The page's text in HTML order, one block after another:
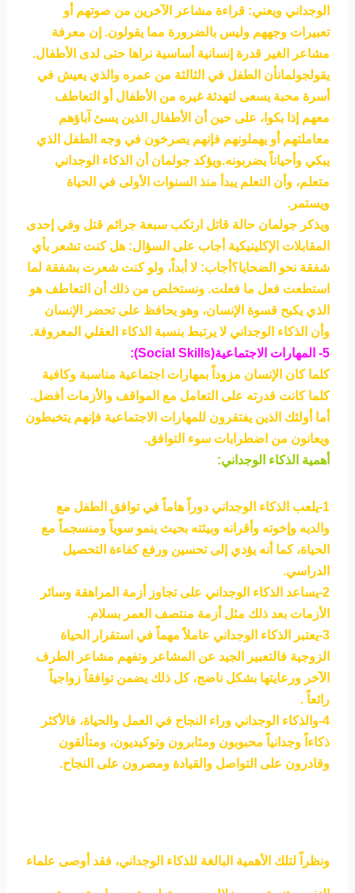
الوجداني ويعني: قراءة مشاعر الآخرين من صوتهم أو
تعبيرات وجههم وليس بالضرورة مما يقولون. إن معرفة
مشاعر الغير قدرة إنسانية أساسية نراها حتى لدى الأطفال.
يقولجولمانأن الطفل في الثالثة من عمره والذي يعيش في
أسرة محبة يسعى لتهدئة غيره من الأطفال أو التعاطف
معهم إذا بكوا، على حين أن الأطفال الذين يسئ آباؤهم
معاملتهم أو يهملونهم فإنهم يصرخون في وجه الطفل الذي
يبكي وأحياناً يضربونه.ويؤكد جولمان أن الذكاء الوجداني
متعلم، وأن التعلم يبدأ منذ السنوات الأولى في الحياة
ويستمر.
ويذكر جولمان حالة قاتل ارتكب سبعة جرائم قتل وفي إحدى
المقابلات الإكلينيكية أجاب على السؤال: هل كنت تشعر بأي
شفقة نحو الضحايا؟أجاب: لا أبداً، ولو كنت شعرت بشفقة لما
استطعت فعل ما فعلت. ونستخلص من ذلك أن التعاطف هو
الذي يكبح قسوة الإنسان، وهو يحافظ على تحضر الإنسان
وأن الذكاء الوجداني لا يرتبط بنسبة الذكاء العقلي المعروفة.
5- المهارات الاجتماعية(Social Skills):
كلما كان الإنسان مزوداً بمهارات اجتماعية مناسبة وكافية
كلما كانت قدرته على التعامل مع المواقف والأزمات أفضل.
أما أولئك الذين يفتقرون للمهارات الاجتماعية فإنهم يتخبطون
ويعانون من اضطرابات سوء التوافق.
أهمية الذكاء الوجداني:
1-يلعب الذكاء الوجداني دوراً هاماً في توافق الطفل مع
والديه وإخوته وأقرانه وبيئته بحيث ينمو سوياً ومنسجماً مع
الحياة، كما أنه يؤدي إلى تحسين ورفع كفاءة التحصيل
الدراسي.
2-يساعد الذكاء الوجداني على تجاوز أزمة المراهقة وسائر
الأزمات بعد ذلك مثل أزمة منتصف العمر بسلام.
3-يعتبر الذكاء الوجداني عاملاً مهماً في استقرار الحياة
الزوجية فالتعبير الجيد عن المشاعر وتفهم مشاعر الطرف
الآخر ورعايتها بشكل ناضج، كل ذلك يضمن توافقاً زواجياً
رائعاً .
4-والذكاء الوجداني وراء النجاح في العمل والحياة، فالأكثر
ذكاءاً وجدانياً محبوبون ومثابرون وتوكيديون، ومتألقون
وقادرون على التواصل والقيادة ومصرون على النجاح.
ونظراً لتلك الأهمية البالغة للذكاء الوجداني، فقد أوصى علماء